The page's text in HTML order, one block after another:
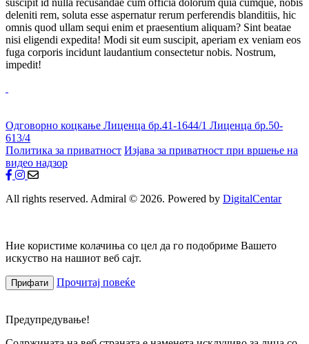
deleniti rem, soluta esse aspernatur rerum perferendis blanditiis, hic
omnis quod ullam sequi enim et praesentium aliquam? Sint beatae
nisi eligendi expedita! Modi sit eum suscipit, aperiam ex veniam eos
fuga corporis incidunt laudantium consectetur nobis. Nostrum,
impedit!
Одговорно коцкање Лиценца бр.41-1644/1 Лиценца бр.50-
613/4
Политика за приватност Изјава за приватност при вршење на
видео надзор
All rights reserved. Admiral © 2026. Powered by DigitalCentar
Ние користиме колачиња со цел да го подобриме Вашето
искуство на нашиот веб сајт.
Прифати Прочитај повеќе
Предупредување!